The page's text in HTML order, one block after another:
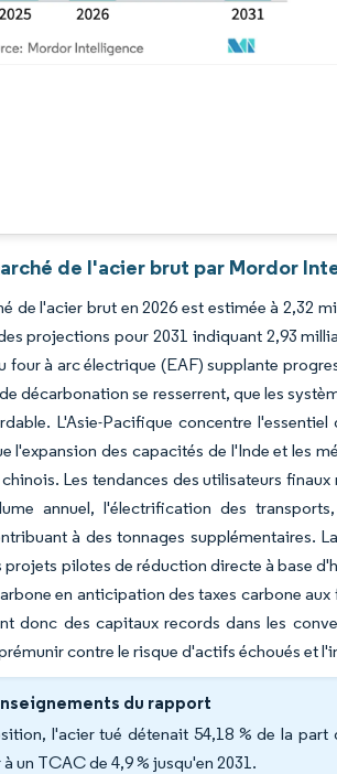
de l'acier brut par Mordor
de l'acier brut en 2026 est estimée à 2,32
projections pour 2031 indiquant 2,93
four à arc électrique (EAF) supplante
décarbonation se resserrent, que les
L'Asie-Pacifique concentre
l'expansion des capacités de l'Inde et les
Les tendances des utilisateurs
annuel, l'électrification des
à des tonnages supplémentaires.
projets pilotes de réduction directe à base
en anticipation des taxes carbone
donc des capitaux records dans les
contre le risque d'actifs échoués et
du rapport
l'acier tué détenait 54,18 % de la
un TCAC de 4,9 % jusqu'en 2031.